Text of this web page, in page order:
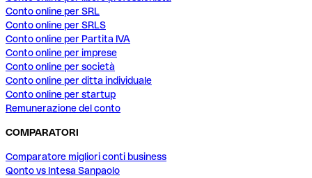
Conto online per SRL
Conto online per SRLS
Conto online per Partita IVA
Conto online per imprese
Conto online per società
Conto online per ditta individuale
Conto online per startup
Remunerazione del conto
COMPARATORI
Comparatore migliori conti business
Qonto vs Intesa Sanpaolo